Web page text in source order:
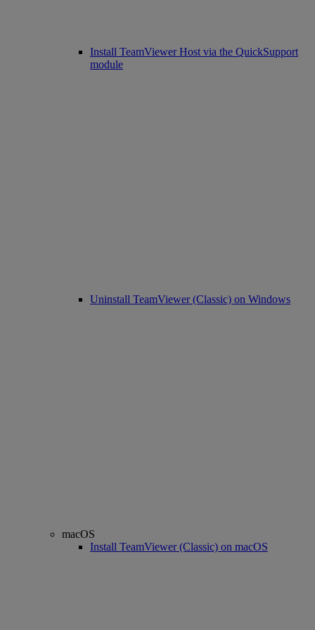
Install TeamViewer Host via the QuickSupport
module
Uninstall TeamViewer (Classic) on Windows
macOS
Install TeamViewer (Classic) on macOS